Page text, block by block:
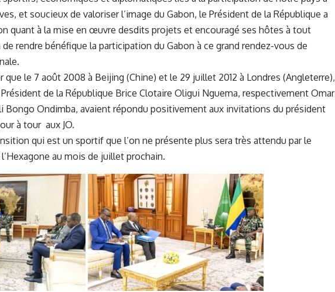
et soucieux de valoriser l’image du Gabon, le Président de la République a
quant à la mise en œuvre desdits projets et encouragé ses hôtes à tout
rendre bénéfique la participation du Gabon à ce grand rendez-vous de
que le 7 août 2008 à Beijing (Chine) et le 29 juillet 2012 à Londres (Angleterre),
de la République Brice Clotaire Oligui Nguema, respectivement Omar
Bongo Ondimba, avaient répondu positivement aux invitations du président
à tour aux JO.
qui est un sportif que l’on ne présente plus sera très attendu par le
au mois de juillet prochain.